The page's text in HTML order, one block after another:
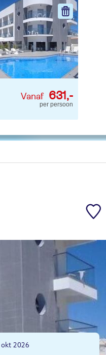
631,-
per persoon
ideale
2026